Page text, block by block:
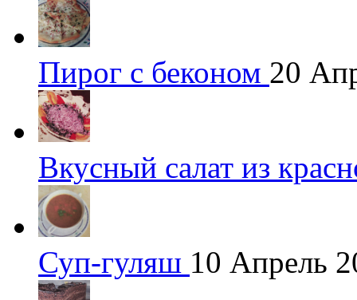
Пирог с беконом 20
Вкусный салат из
Суп-гуляш 10 Апрель